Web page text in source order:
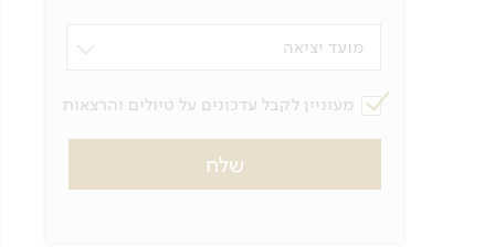
מועד יציאה
מעוניין לקבל עדכונים על טיולים והרצאות